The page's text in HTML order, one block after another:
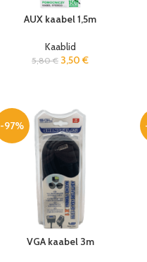
AUX kaabel 1,5m
Kaablid
5,80€ 3,50 €
-97%
VGA kaabel 3m